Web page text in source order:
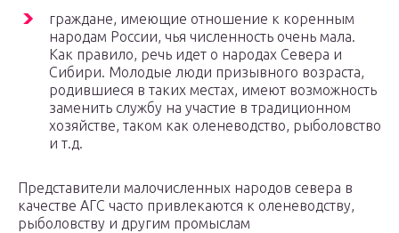
граждане, имеющие отношение к коренным
народам России, чья численность очень мала.
Как правило, речь идет о народах Севера и
Сибири. Молодые люди призывного возраста,
родившиеся в таких местах, имеют возможность
заменить службу на участие в традиционном
хозяйстве, таком как оленеводство, рыболовство
и т.д.
Представители малочисленных народов севера в
качестве АГС часто привлекаются к оленеводству,
рыболовству и другим промыслам